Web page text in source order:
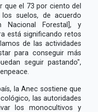
que el 73 por ciento del
suelos, de acuerdo
Nacional Forestal], y
está significando retos
de las actividades
para conseguir más
seguir pastando",
la Anec sostiene que
las autoridades
los monocultivos y